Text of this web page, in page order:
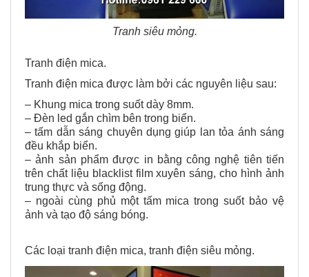
Tranh siêu mỏng.
Tranh điện mica.
Tranh điện mica được làm bởi các nguyên liệu sau:
– Khung mica trong suốt dày 8mm.
– Đèn led gắn chìm bên trong biển.
– tấm dẫn sáng chuyên dụng giúp lan tỏa ánh sáng
đều khắp biển.
– ảnh sản phẩm được in bằng công nghệ tiên tiến
trên chất liệu blacklist film xuyên sáng, cho hình ảnh
trung thực và sống động.
– ngoài cùng phủ một tấm mica trong suốt bảo vệ
ảnh và tạo độ sáng bóng.
Các loại tranh điện mica, tranh điện siêu mỏng.